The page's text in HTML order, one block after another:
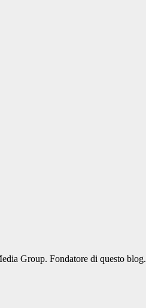
Group. Fondatore di questo blog.